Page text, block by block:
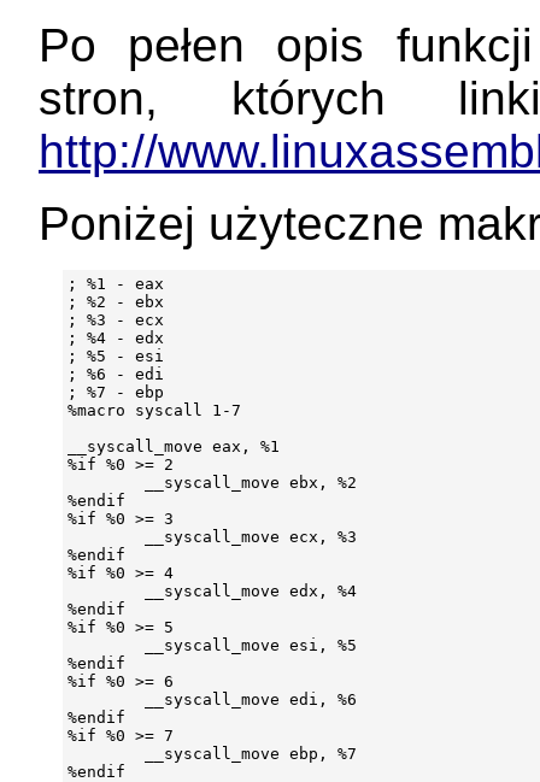
Po pełen opis
stron, których
http://
Poniżej użyteczne
; %1 - eax
; %2 - ebx
; %3 - ecx
; %4 - edx
; %5 - esi
; %6 - edi
; %7 - ebp
%macro syscall 1-7
__syscall_move eax, %1
%if %0 >= 2
        __syscall_move ebx, %2
%endif
%if %0 >= 3
        __syscall_move ecx, %3
%endif
%if %0 >= 4
        __syscall_move edx, %4
%endif
%if %0 >= 5
        __syscall_move esi, %5
%endif
%if %0 >= 6
        __syscall_move edi, %6
%endif
%if %0 >= 7
        __syscall_move ebp, %7
%endif